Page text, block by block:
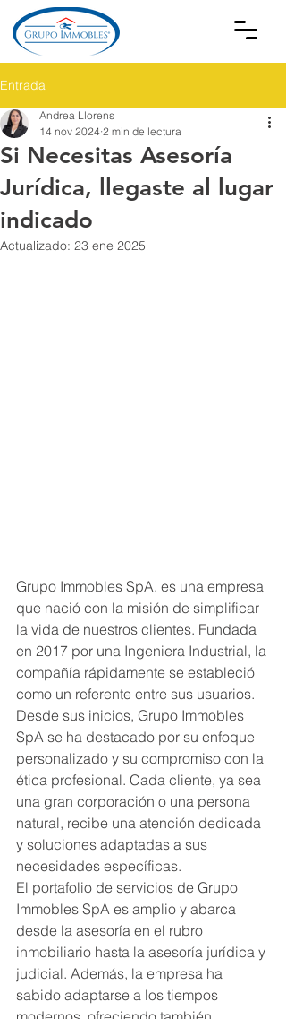
Entrada
Si Necesitas Asesoría
Jurídica, llegaste al lugar
indicado
Andrea Llorens
14 nov 2024 2 min de lectura
Actualizado: 23 ene 2025
Grupo Immobles SpA. es una empresa
que nació con la misión de simplificar
la vida de nuestros clientes. Fundada
en 2017 por una Ingeniera Industrial, la
compañía rápidamente se estableció
como un referente entre sus usuarios.
Desde sus inicios, Grupo Immobles
SpA se ha destacado por su enfoque
personalizado y su compromiso con la
ética profesional. Cada cliente, ya sea
una gran corporación o una persona
natural, recibe una atención dedicada
y soluciones adaptadas a sus
necesidades específicas.
El portafolio de servicios de Grupo
Immobles SpA es amplio y abarca
desde la asesoría en el rubro
inmobiliario hasta la asesoría jurídica y
judicial. Además, la empresa ha
sabido adaptarse a los tiempos